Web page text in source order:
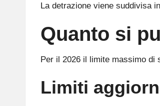
La detrazione viene suddivisa in
Quanto si
Per il 2026 il limite massimo di
Limiti